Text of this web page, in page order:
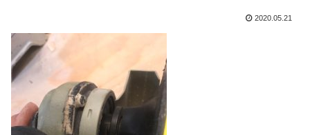
2020.05.21